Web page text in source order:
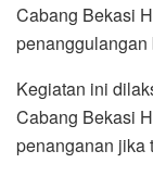
Cabang Bekasi
penanggulangan
Kegiatan ini
Cabang Bekasi
penanganan jika